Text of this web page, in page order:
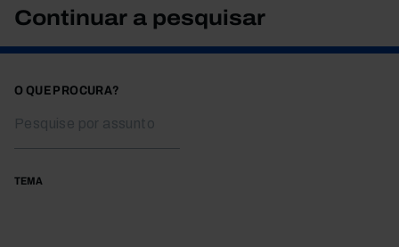
Continuar a pesquisar
O QUE PROCURA?
TEMA